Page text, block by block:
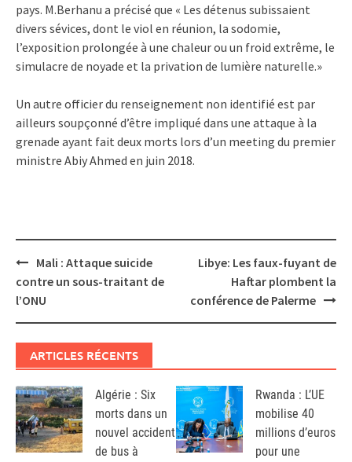
pays. M.Berhanu a précisé que « Les détenus subissaient
divers sévices, dont le viol en réunion, la sodomie,
l’exposition prolongée à une chaleur ou un froid extrême, le
simulacre de noyade et la privation de lumière naturelle.»
Un autre officier du renseignement non identifié est par
ailleurs soupçonné d’être impliqué dans une attaque à la
grenade ayant fait deux morts lors d’un meeting du premier
ministre Abiy Ahmed en juin 2018.
Post
navigation
Mali : Attaque suicide
contre un sous-traitant de
l’ONU
Libye: Les faux-fuyant de
Haftar plombent la
conférence de Palerme
ARTICLES RÉCENTS
Algérie : Six
morts dans un
nouvel accident
de bus à
Rwanda : L’UE
mobilise 40
millions d’euros
pour une